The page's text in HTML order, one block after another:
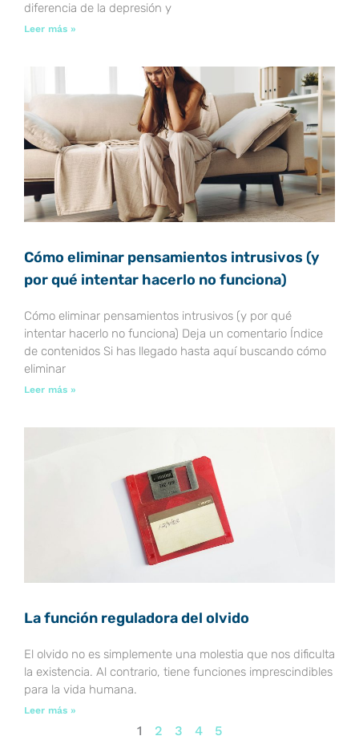
diferencia de la depresión y
Leer más »
Cómo eliminar pensamientos intrusivos (y
por qué intentar hacerlo no funciona)
Cómo eliminar pensamientos intrusivos (y por qué
intentar hacerlo no funciona) Deja un comentario Índice
de contenidos Si has llegado hasta aquí buscando cómo
eliminar
Leer más »
La función reguladora del olvido
El olvido no es simplemente una molestia que nos dificulta
la existencia. Al contrario, tiene funciones imprescindibles
para la vida humana.
Leer más »
1 2 3 4 5